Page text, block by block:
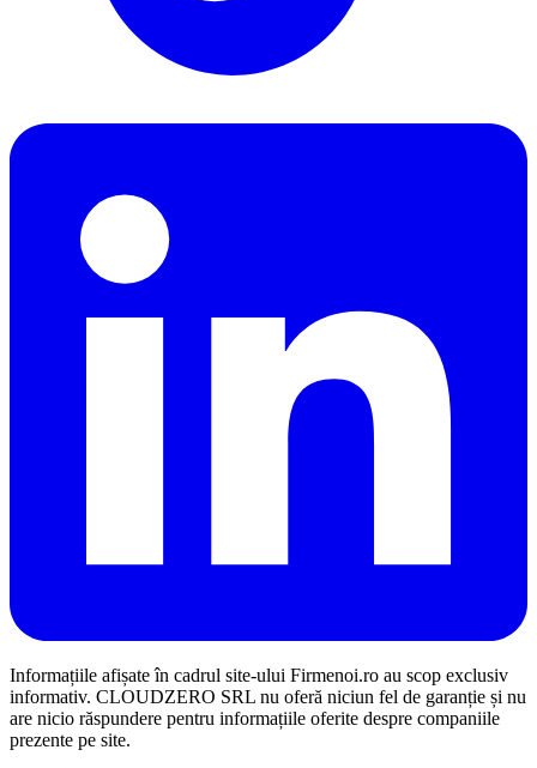
Informațiile afișate în cadrul site-ului Firmenoi.ro au scop exclusiv
informativ. CLOUDZERO SRL nu oferă niciun fel de garanție și nu
are nicio răspundere pentru informațiile oferite despre companiile
prezente pe site.